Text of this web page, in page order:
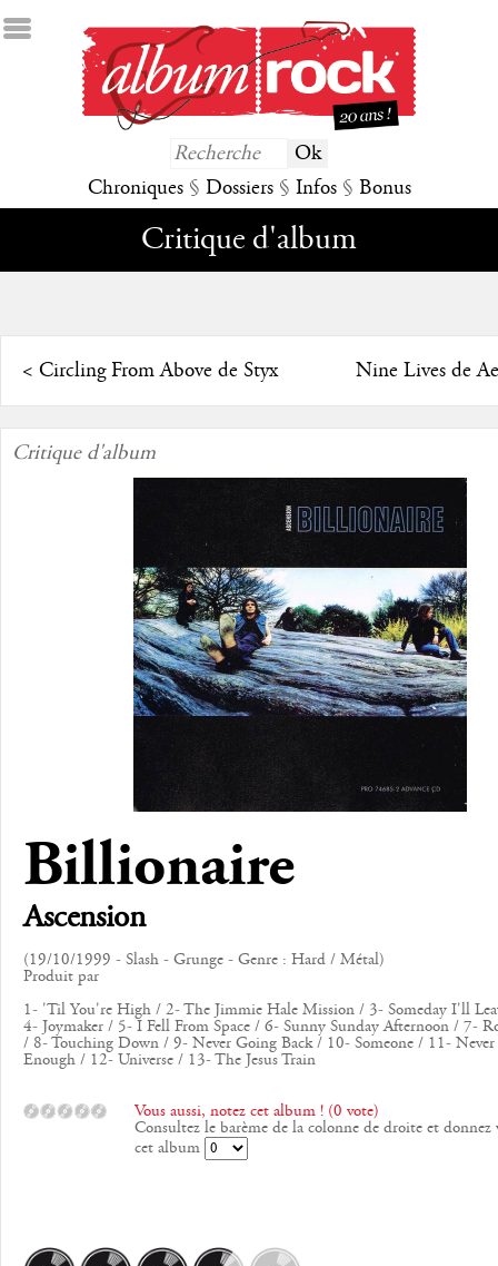
Chroniques § Dossiers § Infos § Bonus
Critique d'album
< Circling From Above de Styx Nine Lives de
Critique d'album
Billionaire
Ascension
(19/10/1999 - Slash - Grunge - Genre : Hard / Métal)
Produit par
1- 'Til You're High / 2- The Jimmie Hale Mission / 3- Someday I'll
4- Joymaker / 5- I Fell From Space / 6- Sunny Sunday Afternoon / 7-
/ 8- Touching Down / 9- Never Going Back / 10- Someone / 11-
Enough / 12- Universe / 13- The Jesus Train
Vous aussi, notez cet album ! (0 vote)
Consultez le barème de la colonne de droite et donnez
cet album